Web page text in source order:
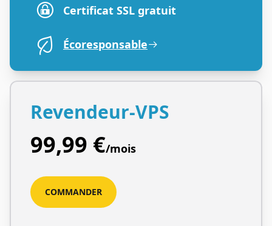
Certificat SSL gratuit
Écoresponsable
Revendeur-VPS
99,99 €/mois
COMMANDER